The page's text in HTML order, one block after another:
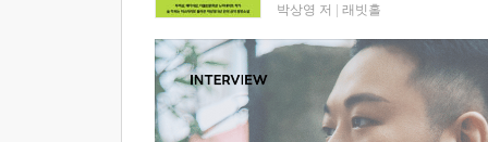
박상영 저 래빗홀